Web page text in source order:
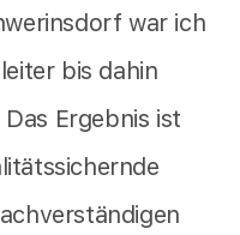
war ich
bis dahin
Ergebnis ist